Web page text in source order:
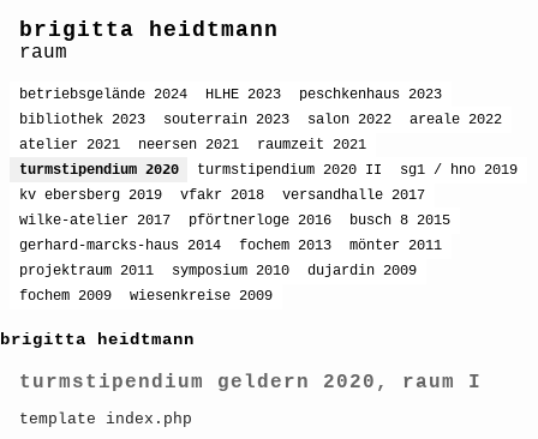
brigitta heidtmann
raum
betriebsgelände 2024 HLHE 2023
peschkenhaus 2023
bibliothek 2023
souterrain 2023 salon 2022
areale 2022
atelier 2021
neersen 2021
raumzeit 2021
turmstipendium 2020
turmstipendium 2020 II
sg1 / hno 2019
kv ebersberg 2019
vfakr 2018
versandhalle 2017
wilke-atelier 2017
pförtnerloge 2016
busch 8 2015
gerhard-marcks-haus 2014
fochem 2013
mönter 2011
projektraum 2011
symposium 2010
dujardin 2009
fochem 2009
wiesenkreise 2009
brigitta heidtmann
turmstipendium geldern 2020, raum I
template index.php